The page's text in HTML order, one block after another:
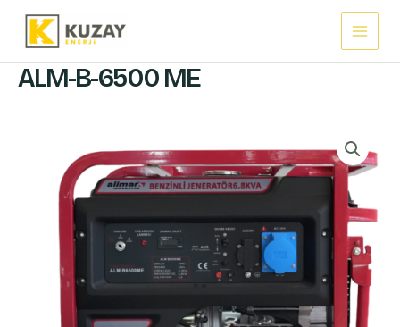
Main
Menu
ALM-B-6500 ME